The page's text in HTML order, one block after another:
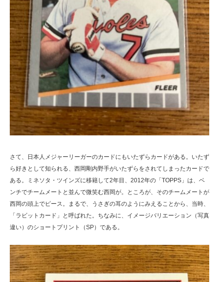
さて、日本人メジャーリーガーのカードにもいたずらカードがある。いたず
ら好きとして知られる、西岡剛内野手がいたずらをされてしまったカードで
ある。ミネソタ・ツインズに移籍して2年目、2012年の「TOPPS」は、ベ
ンチでチームメートと並んで微笑む西岡が。ところが、そのチームメートが
西岡の頭上でピース。まるで、うさぎの耳のようにみえることから、当時、
「ラビットカード」と呼ばれた。ちなみに、イメージバリエーション（写真
違い）のショートプリント（SP）である。